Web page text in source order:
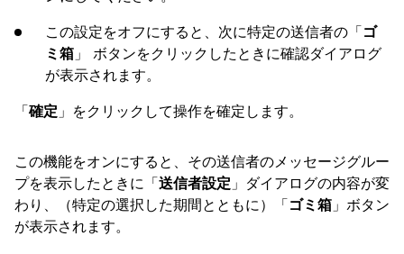
この設定をオフにすると、次に特定の送信者の「ゴ
ミ箱 」 ボタンをクリックしたときに確認ダイアログ
が表示されます。
「確定 」をクリックして操作を確定します。
この機能をオンにすると、その送信者のメッセージグルー
プを表示したときに「送信者設定 」ダイアログの内容が変
わり、（特定の選択した期間とともに）「ゴミ箱 」ボタン
が表示されます。